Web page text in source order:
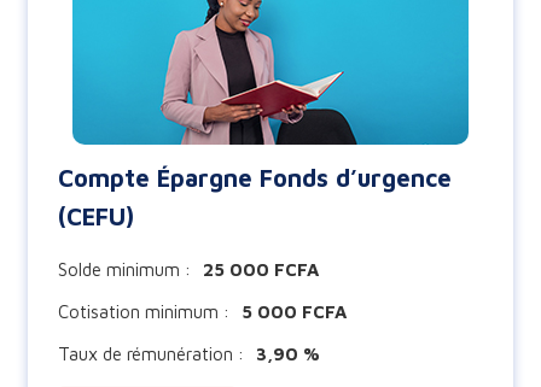
Compte Épargne Fonds d’urgence
(CEFU)
Solde minimum : 25 000 FCFA
Cotisation minimum : 5 000 FCFA
Taux de rémunération : 3,90 %